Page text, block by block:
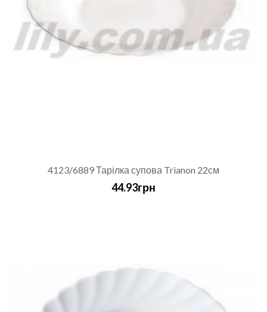
4123/6889 Тарілка супова Trianon 22см
44.93грн